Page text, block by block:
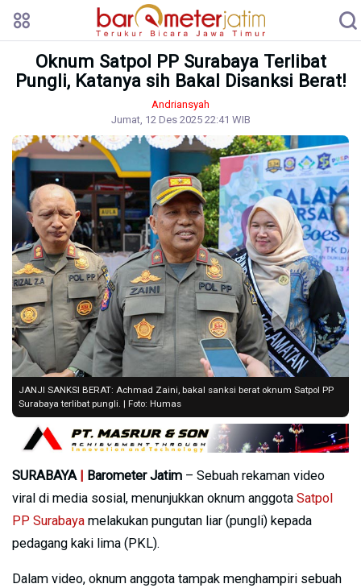
Oknum Satpol PP Surabaya Terlibat
Pungli, Katanya sih Bakal Disanksi Berat!
Andriansyah
Jumat, 12 Des 2025 22:41 WIB
JANJI SANKSI BERAT: Achmad Zaini, bakal sanksi berat oknum Satpol PP
Surabaya terlibat pungli. | Foto: Humas
SURABAYA Barometer Jatim – Sebuah rekaman video
viral di media sosial, menunjukkan oknum anggota Satpol
PP Surabaya melakukan pungutan liar (pungli) kepada
pedagang kaki lima (PKL).
Dalam video, oknum anggota tampak menghampiri sebuah